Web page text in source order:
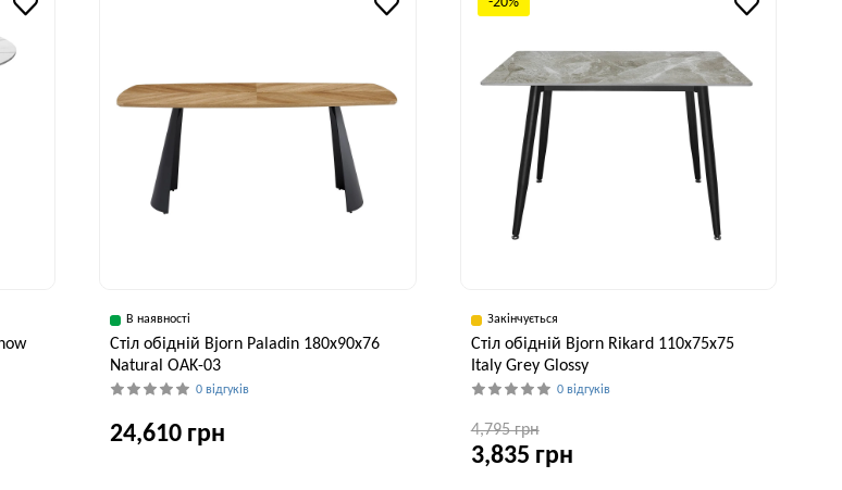
В наявності
Стіл обідній Bjorn Paladin 180x90x76
Natural OAK-03
0 відгуків
24,610 грн
Закінчується
Стіл обідній Bjorn Rikard 110х75х75
Italy Grey Glossy
0 відгуків
4,795 грн
3,835 грн